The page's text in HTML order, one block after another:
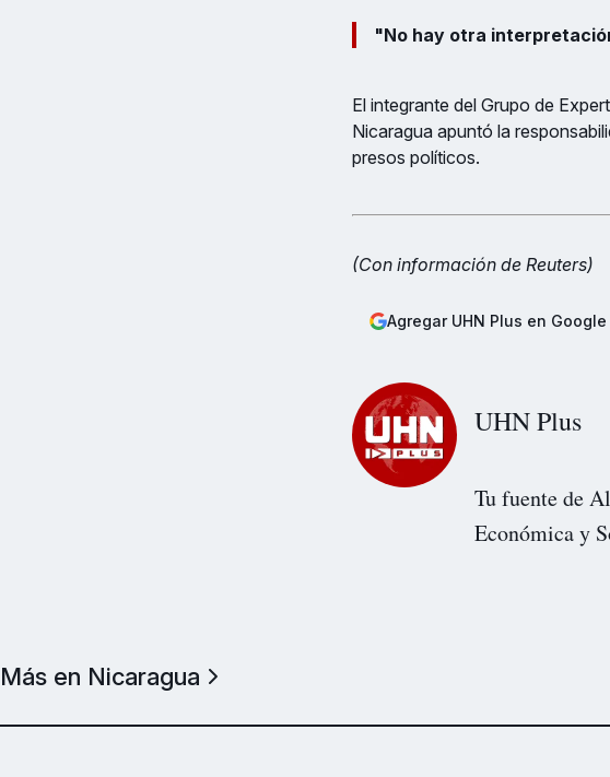
"No hay otra
El integrante del Grupo de
Nicaragua apuntó la
presos políticos.
(Con información de Reuters)
Agregar UHN Plus en Google
UHN Plus
Tu fuente de
Económica y
Más en Nicaragua